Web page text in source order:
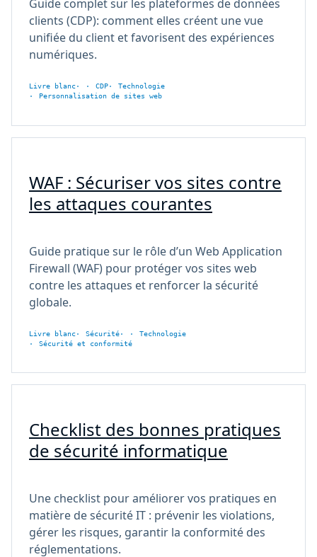
Guide complet sur les plateformes de données
clients (CDP): comment elles créent une vue
unifiée du client et favorisent des expériences
numériques.
Livre blanc CDP
Technologie
Personnalisation de sites web
WAF : Sécuriser vos sites contre
les attaques courantes
Guide pratique sur le rôle d’un Web Application
Firewall (WAF) pour protéger vos sites web
contre les attaques et renforcer la sécurité
globale.
Livre blanc Sécurité
Technologie
Sécurité et conformité
Checklist des bonnes pratiques
de sécurité informatique
Une checklist pour améliorer vos pratiques en
matière de sécurité IT : prévenir les violations,
gérer les risques, garantir la conformité des
réglementations.